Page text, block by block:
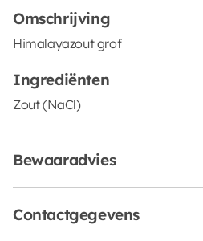
Omschrijving
Himalayazout grof
Ingrediënten
Zout (NaCl)
Bewaaradvies
Contactgegevens